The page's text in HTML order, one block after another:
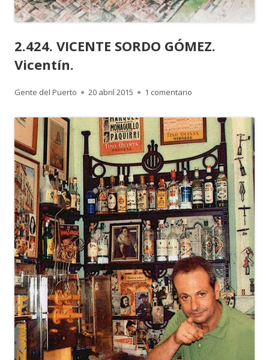
2.424. VICENTE SORDO GÓMEZ.
Vicentín.
Autor
Gente del Puerto
Publicado
20 abril 2015 1 comentario